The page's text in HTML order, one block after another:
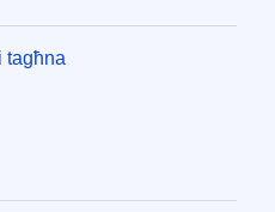
tagħna